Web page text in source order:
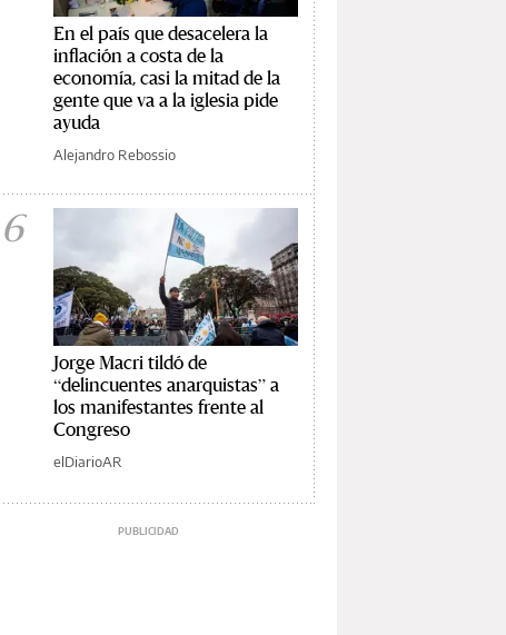
En el país que desacelera la
inflación a costa de la
economía, casi la mitad de la
gente que va a la iglesia pide
ayuda
Alejandro Rebossio
6
Jorge Macri tildó de
“delincuentes anarquistas” a
los manifestantes frente al
Congreso
elDiarioAR